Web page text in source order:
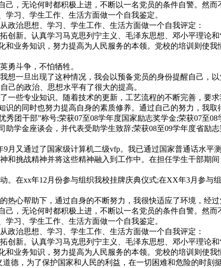
，无论何时都积极上进，不断以一名党员的条件自警。然而
习、学生工作、生活方面做一个自我鉴定。
思想、学习、学生工作、生活方面做一个自我评定：
。认真学习马克思列宁主义、毛泽东思想、邓小平理论和
业务知识，努力提高为人民服务的本领。党校的培训则使
斗争，不怕牺牲。
旦出现了这种情况，我会以预备党员的身份提醒自己，以
己的政治、思想水平有了很大的提高。
专业知识。随着技术的更新，工艺流程的不断完善，要求
的同时也努力提高自身的素质修养。通过自己的努力，我取
团干部”称号;荣获07至08学年度国家励志奖学金;荣获07至
学金座谈会，并代表受助学生致辞;荣获08至09学年度省励
通过了国家级计算机二级vfp。我已通过国家普通话水平
战精神并将这些精神融入到工作中。在担任学生干部期间
xx年12月份参与组织我校挂牌庆典仪式;在XX年3月参与
帮助下，通过自身的不断努力，我很快适应了环境，经过
，无论何时都积极上进，不断以一名党员的条件自警。然而
习、学生工作、生活方面做一个自我鉴定。
思想、学习、学生工作、生活方面做一个自我评定：
。认真学习马克思列宁主义、毛泽东思想、邓小平理论和
业务知识，努力提高为人民服务的本领。党校的培训则使
德，为了保护国家和人民的利益，在一切困难和危险的时刻